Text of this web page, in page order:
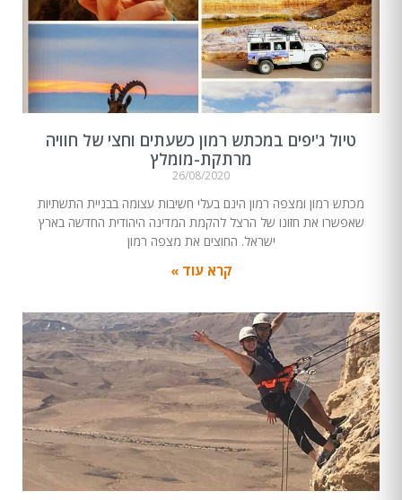
טיול ג'יפים במכתש רמון כשעתים וחצי של חוויה
מרתקת-מומלץ
26/08/2020
מכתש רמון ומצפה רמון הינם בעלי חשיבות עצומה בבניית התשתיות
שאפשרו את חזונו של הרצל להקמת המדינה היהודית החדשה בארץ
ישראל. החוצים את מצפה רמון
קרא עוד »